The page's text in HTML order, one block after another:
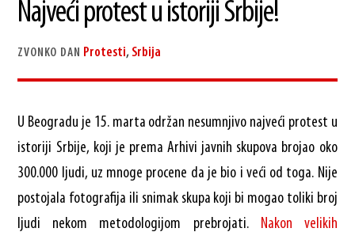
Najveći protest u istoriji Srbije!
ZVONKO DAN Protesti, Srbija
U Beogradu je 15. marta održan nesumnjivo najveći protest u
istoriji Srbije, koji je prema Arhivi javnih skupova brojao oko
300.000 ljudi, uz mnoge procene da je bio i veći od toga. Nije
postojala fotografija ili snimak skupa koji bi mogao toliki broj
ljudi nekom metodologijom prebrojati.
Nakon velikih